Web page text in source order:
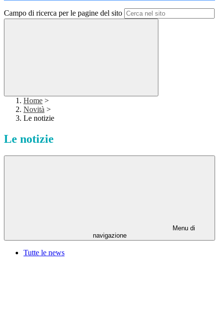
Campo di ricerca per le pagine del sito
Home >
Novità >
Le notizie
Le notizie
Menu di
navigazione
Tutte le news